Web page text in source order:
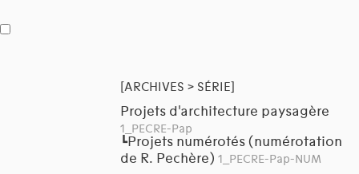
[ARCHIVES > SÉRIE]
Projets d'architecture paysagère
1_PECRE-Pap
┗Projets numérotés (numérotation
de R. Pechère) 1_PECRE-Pap-NUM